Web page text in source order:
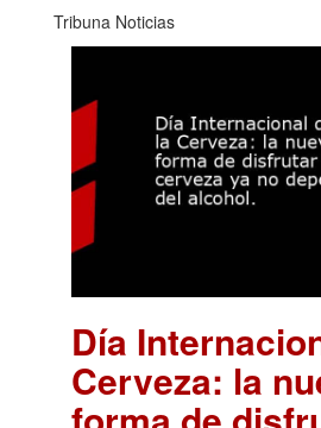
Tribuna Noticias
Día
Cerveza: la